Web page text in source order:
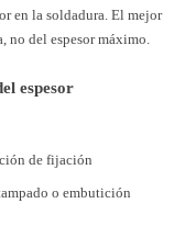
en la soldadura. El mejor
del espesor máximo.
espesor
de fijación
o embutición